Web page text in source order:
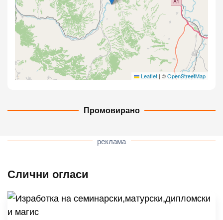
Leaflet | ©OpenStreetMap
Промовирано
реклама
Слични огласи